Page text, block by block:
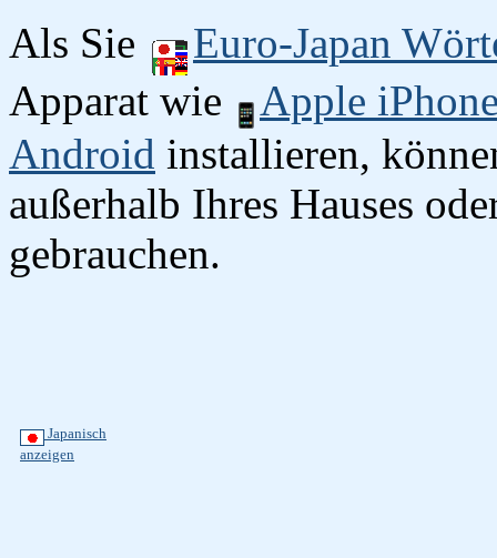
Als Sie
Euro-Japan
Apparat wie
Apple
Android installieren,
außerhalb Ihres Hauses
gebrauchen.
Japanisch
anzeigen